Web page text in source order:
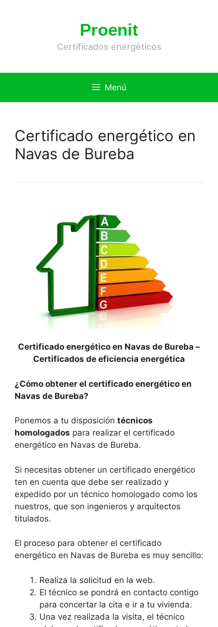
Proenit
Certificados energéticos
Menú
Certificado energético en
Navas de Bureba
Certificado energético en Navas de Bureba –
Certificados de eficiencia energética
¿Cómo obtener el certificado energético en
Navas de Bureba?
Ponemos a tu disposición técnicos
homologados para realizar el certificado
energético en Navas de Bureba.
Si necesitas obtener un certificado energético
ten en cuenta que debe ser realizado y
expedido por un técnico homologado como los
nuestros, que son ingenieros y arquitectos
titulados.
El proceso para obtener el certificado
energético en Navas de Bureba es muy sencillo:
Realiza la solicitud en la web.
El técnico se pondrá en contacto contigo
para concertar la cita e ir a tu vivienda.
Una vez realizada la visita, el técnico